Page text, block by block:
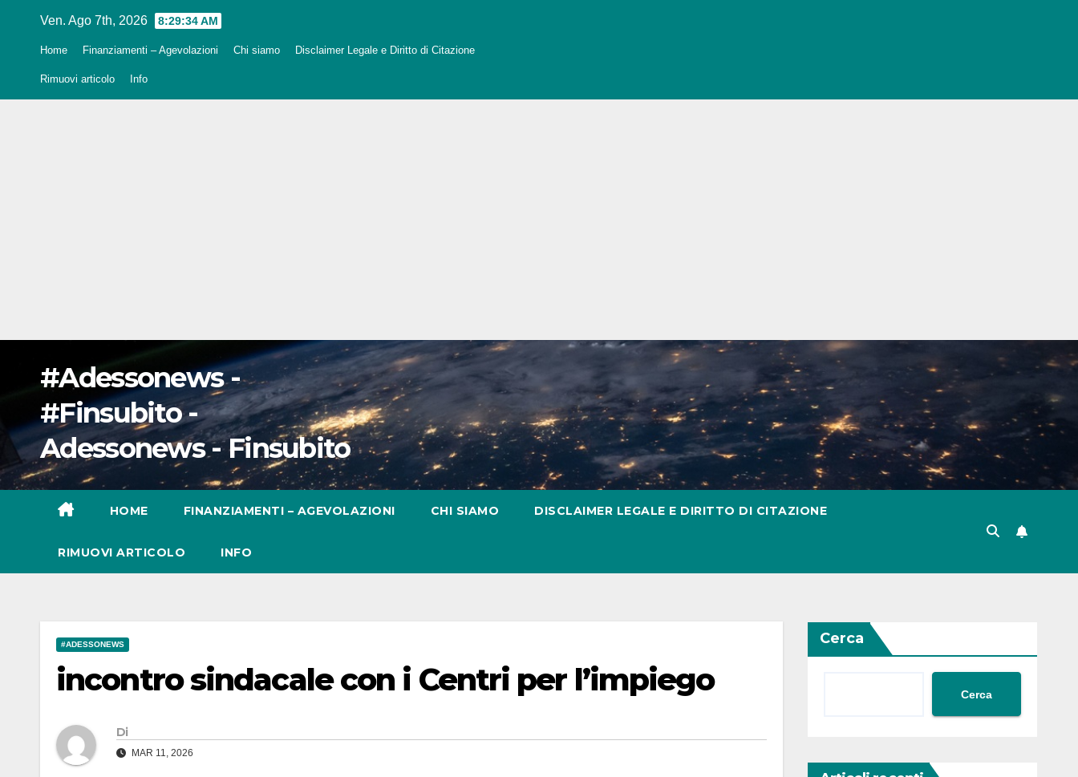
Ven. Ago 7th, 2026 8:29:35 AM
Home Finanziamenti – Agevolazioni Chi siamo Disclaimer Legale e Diritto di Citazione
Rimuovi articolo Info
#Adessonews -
#Finsubito -
Adessonews - Finsubito
HOME FINANZIAMENTI – AGEVOLAZIONI CHI SIAMO DISCLAIMER LEGALE E DIRITTO DI CITAZIONE
RIMUOVI ARTICOLO INFO
#ADESSONEWS
incontro sindacale con i Centri per l’impiego
Di
MAR 11, 2026
Cerca
Cerca